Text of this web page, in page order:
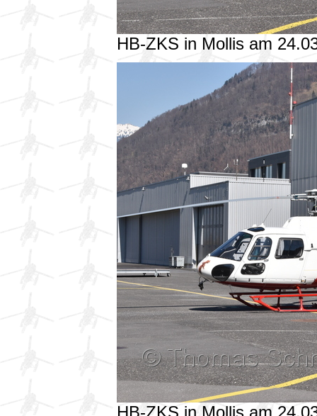
HB-ZKS in Mollis am
HB-ZKS in Mollis am